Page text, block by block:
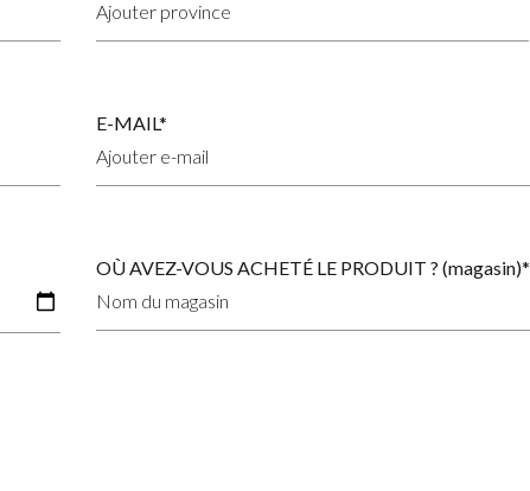
E-MAIL*
OÙ AVEZ-VOUS ACHETÉ LE PRODUIT ? (magasin)*